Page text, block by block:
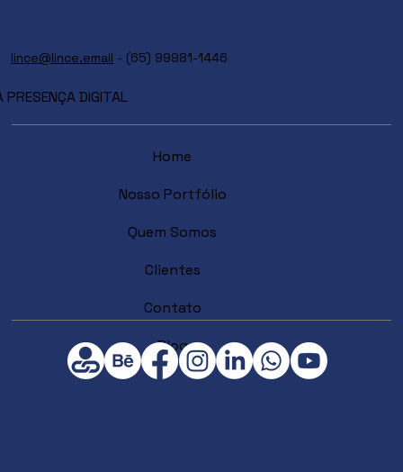
DIGITAL
Home
Nosso Portfólio
Quem Somos
Clientes
Contato
Blog
lince@lince.email - (65) 99981-1446